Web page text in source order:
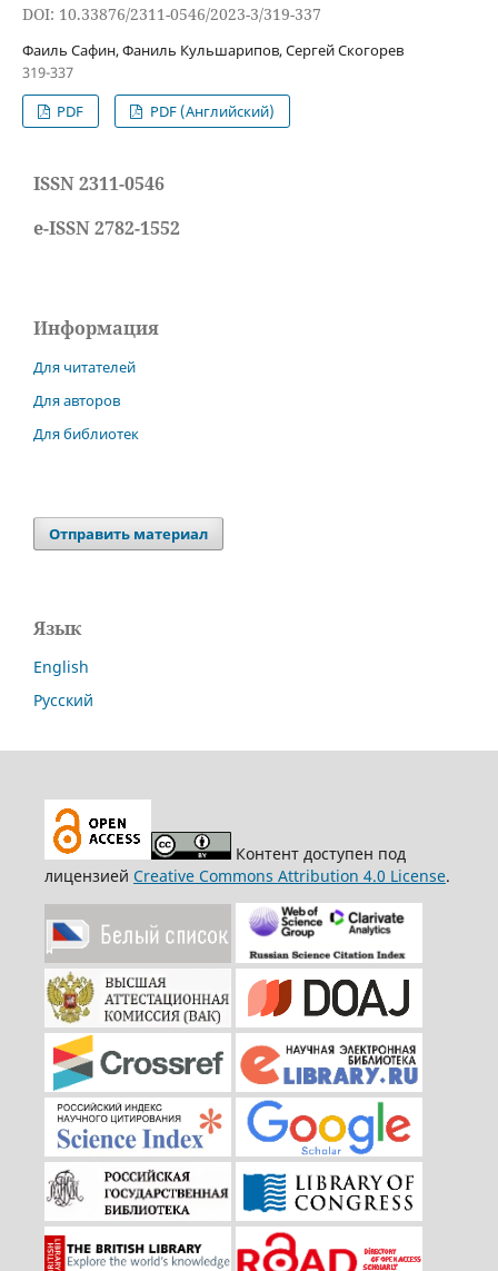
DOI: 10.33876/2311-0546/2023-3/319-337
Фаиль Сафин, Фаниль Кульшарипов, Сергей Скогорев
319-337
PDF
PDF (Английский)
ISSN 2311-0546
e-ISSN 2782-1552
Информация
Для читателей
Для авторов
Для библиотек
Отправить материал
Язык
English
Русский
Контент доступен под
лицензией Creative Commons Attribution 4.0 License.